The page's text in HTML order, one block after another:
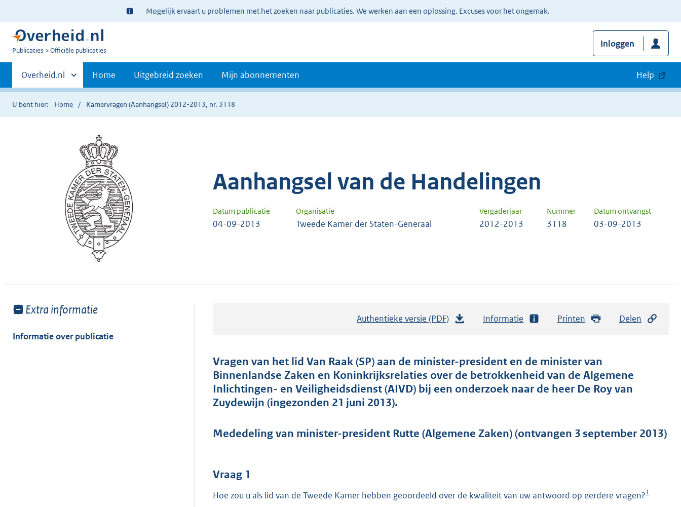
Ter
informatie:
Mogelijk ervaart u problemen met het zoeken naar publicaties. We werken aan een oplossing. Excuses voor het ongemak.
U
Publicaties Officiële publicaties
Inloggen
Primaire
navigatie
Andere
sites
binnen
Overheid.nl Home Uitgebreid zoeken Mijn abonnementen Help
U bent hier: Home Kamervragen (Aanhangsel) 2012-2013, nr. 3118
Aanhangsel van de Handelingen
Datum publicatie Organisatie Vergaderjaar Nummer Datum ontvangst
04-09-2013 Tweede Kamer der Staten-Generaal 2012-2013 3118 03-09-2013
Toon
van:
Extra informatie
Informatie over publicatie
Authentieke versie (PDF)
t
a
n
t
Informatie Printen Delen
Vragen van het lid Van Raak (SP) aan de minister-president en de minister van
Binnenlandse Zaken en Koninkrijksrelaties over de betrokkenheid van de Algemene
Inlichtingen- en Veiligheidsdienst (AIVD) bij een onderzoek naar de heer De Roy van
Zuydewijn (ingezonden 21 juni 2013).
Mededeling van minister-president Rutte (Algemene Zaken) (ontvangen 3 september 2013)
Vraag 1
Hoe zou u als lid van de Tweede Kamer hebben geoordeeld over de kwaliteit van uw antwoord op eerdere vragen?1